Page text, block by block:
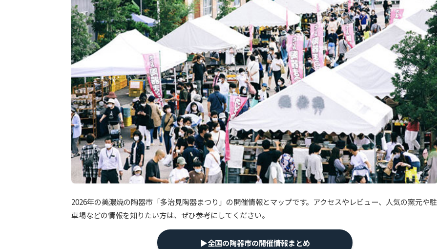
2026年の美濃焼の陶器市「多治見陶器まつり」の開催情報とマップです。アクセスやレビュー、人気の窯元や駐
車場などの情報を知りたい方は、ぜひ参考にしてください。
▶︎全国の陶器市の開催情報まとめ